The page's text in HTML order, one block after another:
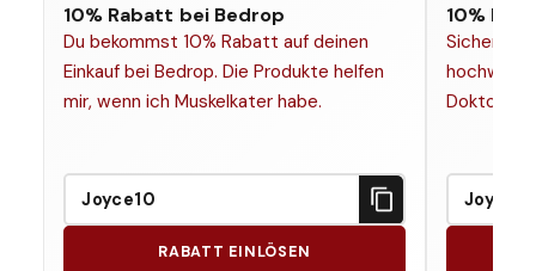
10% Rabatt bei Bedrop
Du bekommst 10% Rabatt auf deinen
Einkauf bei Bedrop. Die Produkte helfen
mir, wenn ich Muskelkater habe.
Joyce10
RABATT EINLÖSEN
10%
Sichere
Doktor